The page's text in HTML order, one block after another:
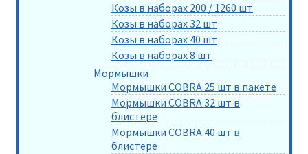
Козы в наборах 200 / 1260 шт
Козы в наборах 32 шт
Козы в наборах 40 шт
Козы в наборах 8 шт
Мормышки
Мормышки COBRA 25 шт в пакете
Мормышки COBRA 32 шт в
блистере
Мормышки COBRA 40 шт в
блистере